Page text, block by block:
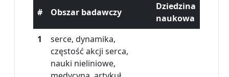
# Obszar badawczy
Dziedzina
naukowa
1
serce, dynamika,
częstość akcji serca,
nauki nieliniowe,